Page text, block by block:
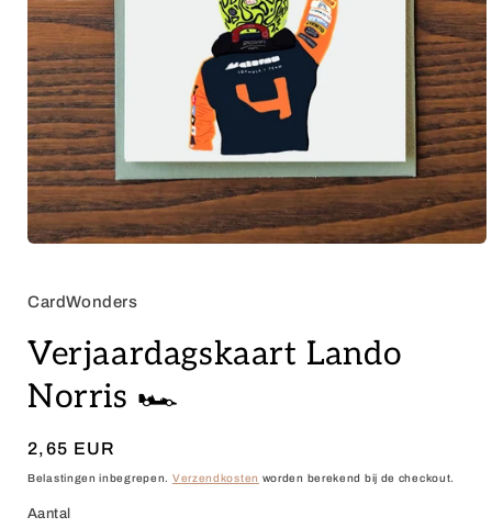
in
CardWonders
Verjaardagskaart Lando
Norris 🏎️
Normale
prijs
2,65 EUR
Belastingen inbegrepen. Verzendkosten worden berekend bij de checkout.
Aantal
Aantal